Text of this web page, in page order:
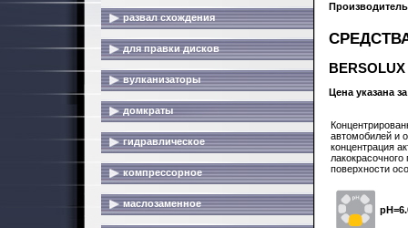
развал схождения
для правки дисков
вулканизаторы
домкраты
гидравлическое
компрессорное
маслозаменное
Производитель
BERSOLUX
Цена указана за
автомобилей и
концентрация
поверхности